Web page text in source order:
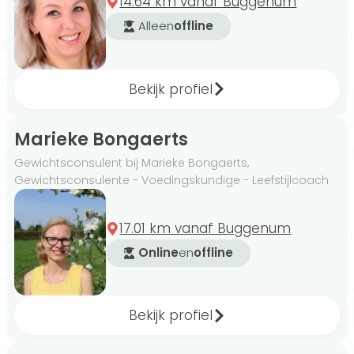
voor je samenstellen. Ook kan een
gewichtsconsulent je goed begeleiden bij
gedragsverandering.
Onze gewichtsconsulenten in Buggenum zijn
onder andere gespecialiseerd in
leefstijlcoaching, afvallen en koolhydraatarm
dieet. Het is belangrijk om een
gewichtsconsulent te vinden die
gespecialiseerd is in het gebied waarin jij
ondersteuning wenst.
Voedingsschema's op
Alleenoffline
Bekijk profiel
Marieke Bongaerts
Gewichtsconsulent bij Marieke Bongaerts,
Gewichtsconsulente - Voedingskundige - Leefstijlcoach
17.01 km vanaf Buggenum
Onlineenoffline
Bekijk profiel